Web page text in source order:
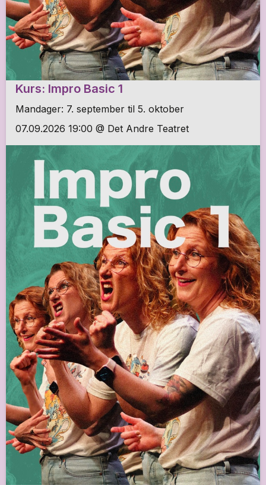
Kurs: Impro Basic 1
Mandager: 7. september til 5. oktober
07.09.2026 19:00 @ Det Andre Teatret